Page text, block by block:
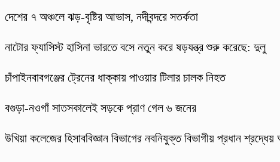
দেশের ৭ অঞ্চলে ঝড়-বৃষ্টির আভাস, নদীবন্দরে সতর্কতা
নাটোর ফ্যাসিস্ট হাসিনা ভারতে বসে নতুন করে ষড়যন্ত্র শুরু করেছে: দুলু
চাঁপাইনবাবগঞ্জের ট্রেনের ধাক্কায় পাওয়ার টিলার চালক নিহত
বগুড়া-নওগাঁ সাতসকালেই সড়কে প্রাণ গেল ৬ জনের
উখিয়া কলেজের হিসাববিজ্ঞান বিভাগের নবনিযুক্ত বিভাগীয় প্রধান